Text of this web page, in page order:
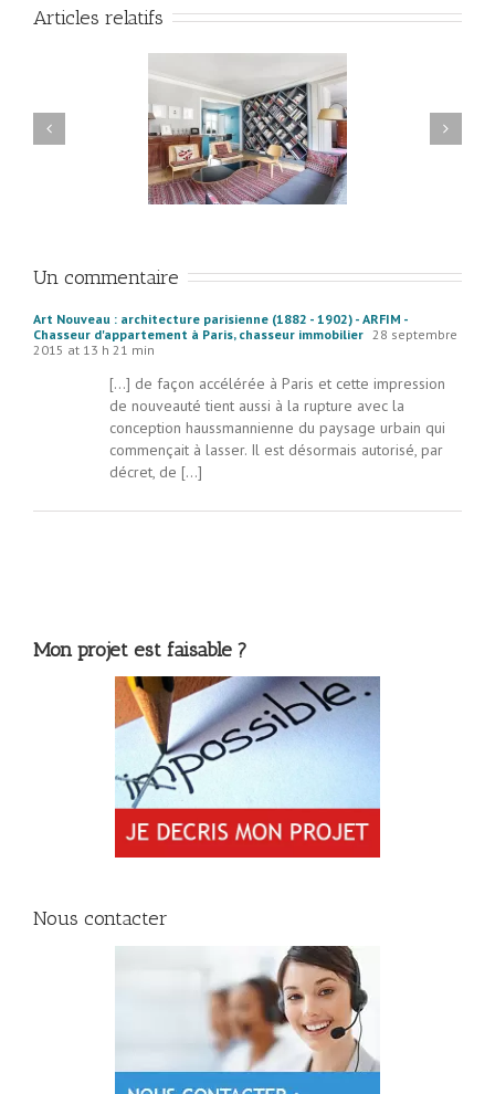
Articles relatifs
5 critères qui
Chasseur d’appartement
à Paris : Comment ça
marche ?
Un commentaire
Art Nouveau : architecture parisienne (1882 - 1902) - ARFIM -
Chasseur d'appartement à Paris, chasseur immobilier 28 septembre
2015 at 13 h 21 min
[…] de façon accélérée à Paris et cette impression
de nouveauté tient aussi à la rupture avec la
conception haussmannienne du paysage urbain qui
commençait à lasser. Il est désormais autorisé, par
décret, de […]
Mon projet est faisable ?
Nous contacter